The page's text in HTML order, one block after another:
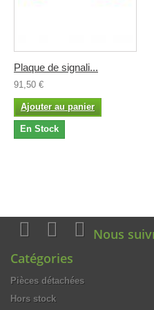
Plaque de signali...
91,50 €
Ajouter au panier
En Stock
Nous
Catégories
Pièces détachées
Hors stock